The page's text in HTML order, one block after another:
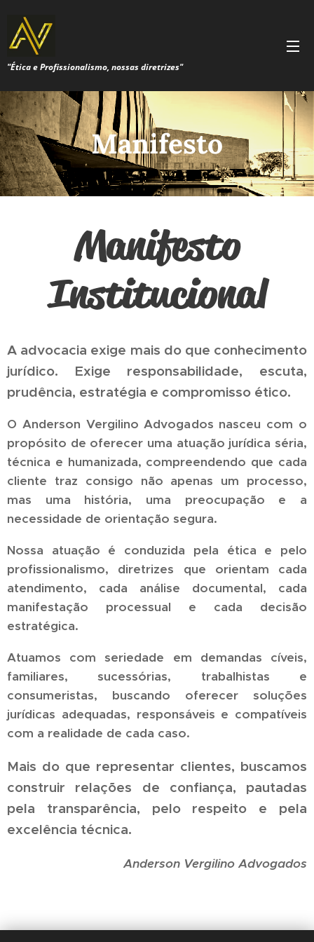
"Ética e Profissionalismo, nossas diretrizes"
Manifesto
Manifesto
Institucional
A advocacia exige mais do que conhecimento
jurídico. Exige responsabilidade, escuta,
prudência, estratégia e compromisso ético.
O Anderson Vergilino Advogados nasceu com o
propósito de oferecer uma atuação jurídica séria,
técnica e humanizada, compreendendo que cada
cliente traz consigo não apenas um processo,
mas uma história, uma preocupação e a
necessidade de orientação segura.
Nossa atuação é conduzida pela ética e pelo
profissionalismo, diretrizes que orientam cada
atendimento, cada análise documental, cada
manifestação processual e cada decisão
estratégica.
Atuamos com seriedade em demandas cíveis,
familiares, sucessórias, trabalhistas e
consumeristas, buscando oferecer soluções
jurídicas adequadas, responsáveis e compatíveis
com a realidade de cada caso.
Mais do que representar clientes, buscamos
construir relações de confiança, pautadas
pela transparência, pelo respeito e pela
excelência técnica.
Anderson Vergilino Advogados